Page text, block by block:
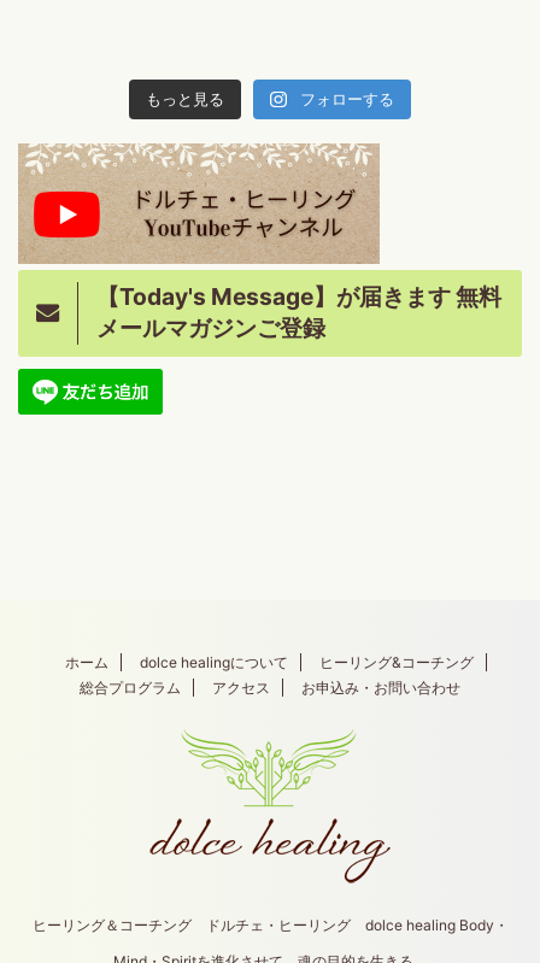
もっと見る フォローする
【Today's Message】が届きます 無料
メールマガジンご登録
ホーム dolce healingについて
ヒーリング&コーチング
総合プログラム
アクセス お申込み・お問い合わせ
ヒーリング＆コーチング ドルチェ・ヒーリング dolce healing Body・